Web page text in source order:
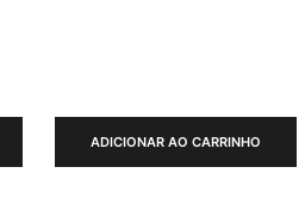
ADICIONAR AO CARRINHO